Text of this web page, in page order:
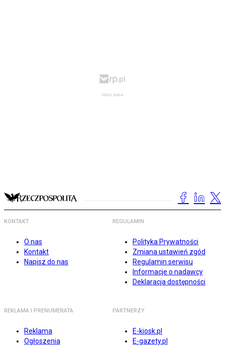
KONTAKT
O nas
Kontakt
Napisz do nas
REGULAMIN
Polityka Prywatności
Zmiana ustawień zgód
Regulamin serwisu
Informacje o nadawcy
Deklaracja dostępności
REKLAMA I PRENUMERATA
Reklama
Ogłoszenia
PARTNERZY
E-kiosk.pl
E-gazety.pl